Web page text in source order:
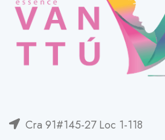
Cra 91#145-27 Loc 1-118